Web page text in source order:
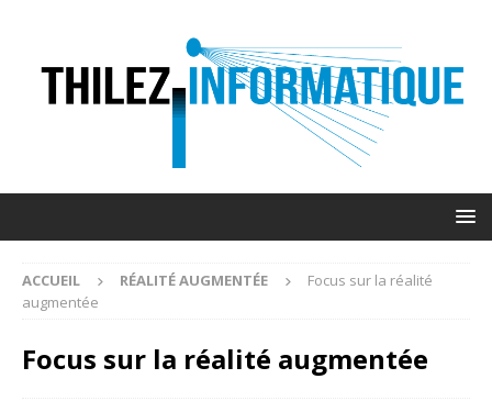
ACCUEIL RÉALITÉ AUGMENTÉE
Focus sur la réalité
augmentée
Focus sur la réalité augmentée